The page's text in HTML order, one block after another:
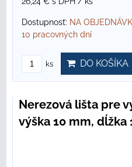
Dostupnosť: NA
10 pracovných dní
ks DO KOŠÍKA
Nerezová lišta pre
výška 10 mm, dĺžka